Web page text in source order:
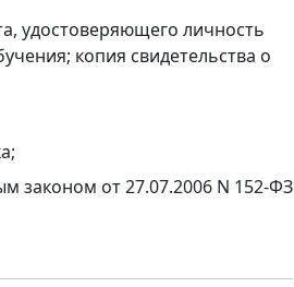
удостоверяющего личность
копия свидетельства о
законом от 27.07.2006 N 152-ФЗ